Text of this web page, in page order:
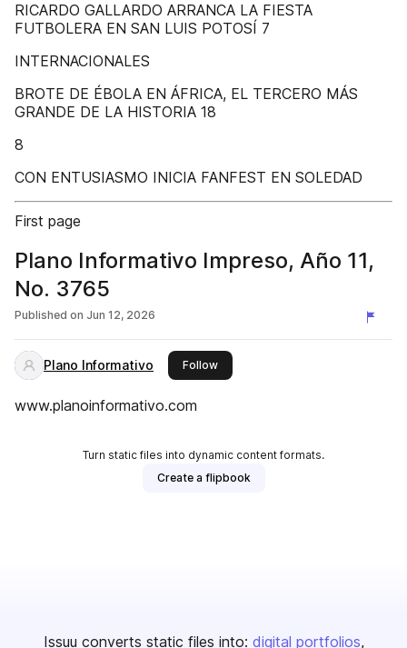
RICARDO GALLARDO ARRANCA LA FIESTA
FUTBOLERA EN SAN LUIS POTOSÍ 7
INTERNACIONALES
BROTE DE ÉBOLA EN ÁFRICA, EL TERCERO MÁS
GRANDE DE LA HISTORIA 18
8
CON ENTUSIASMO INICIA FANFEST EN SOLEDAD
First page
Plano Informativo Impreso, Año 11,
No. 3765
Published on Jun 12, 2026
Plano Informativo Followthis publisher
www.planoinformativo.com
Turn static files into dynamic content formats.
Create a flipbook
Issuu converts static files into: digital portfolios